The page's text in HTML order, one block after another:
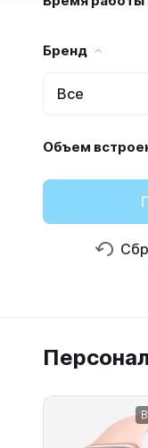
Бренд
Все
Объем